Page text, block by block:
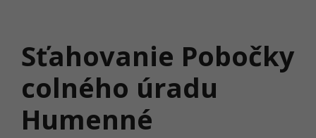
Sťahovanie Pobočky
colného úradu
Humenné